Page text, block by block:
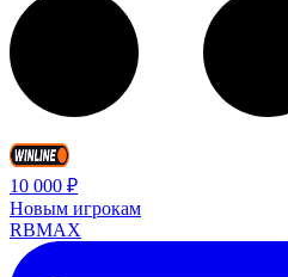
10 000 ₽
Новым игрокам
RBMAX